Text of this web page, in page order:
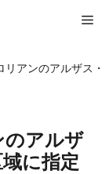
メ
アンのアルザス・
のアルザ
に指定